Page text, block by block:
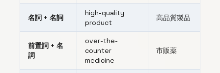
名詞 + 名詞
high-quality
product
高品質製品
前置詞 + 名
詞
over-the-
counter
medicine
市販薬